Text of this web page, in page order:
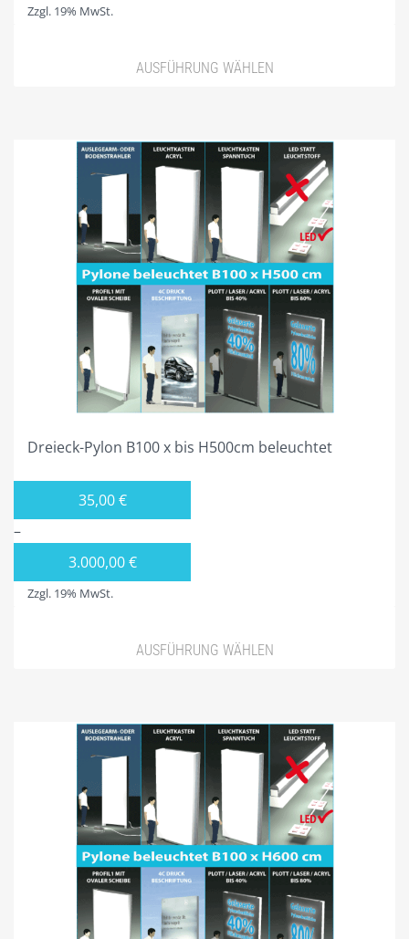
WARENKORB
Zzgl. 19% MwSt.
AUSFÜHRUNG WÄHLEN
Dreieck-Pylon B100 x bis H500cm beleuchtet
35,00€
–
3.000,00€
Zzgl. 19% MwSt.
AUSFÜHRUNG WÄHLEN